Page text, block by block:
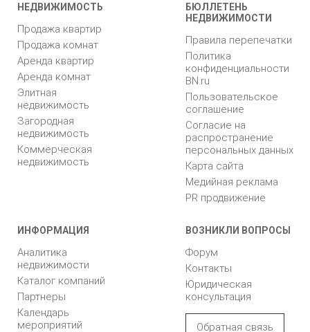
НЕДВИЖИМОСТЬ
Продажа квартир
Продажа комнат
Аренда квартир
Аренда комнат
Элитная
недвижимость
Загородная
недвижимость
Коммерческая
недвижимость
БЮЛЛЕТЕНЬ
НЕДВИЖИМОСТИ
Правила перепечатки
Политика
конфиденциальности
BN.ru
Пользовательское
соглашение
Согласие на
распространение
персональных данных
Карта сайта
Медийная реклама
PR продвижение
ИНФОРМАЦИЯ
Аналитика
недвижимости
Каталог компаний
Партнеры
Календарь
мероприятий
ВОЗНИКЛИ ВОПРОСЫ
Форум
Контакты
Юридическая
консультация
Обратная связь